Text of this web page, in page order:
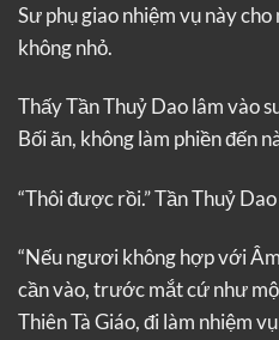
Sư phụ giao nhiệm vụ này
không nhỏ.
Thấy Tần Thuỷ Dao lâm vào
Bối ăn, không làm phiền đến
“Thôi được rồi.” Tần Thuỷ
“Nếu ngươi không hợp với
cần vào, trước mắt cứ như
Thiên Tà Giáo, đi làm nhiệm